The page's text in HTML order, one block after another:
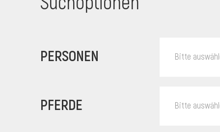
PERSONEN Bitte
PFERDE Bitte